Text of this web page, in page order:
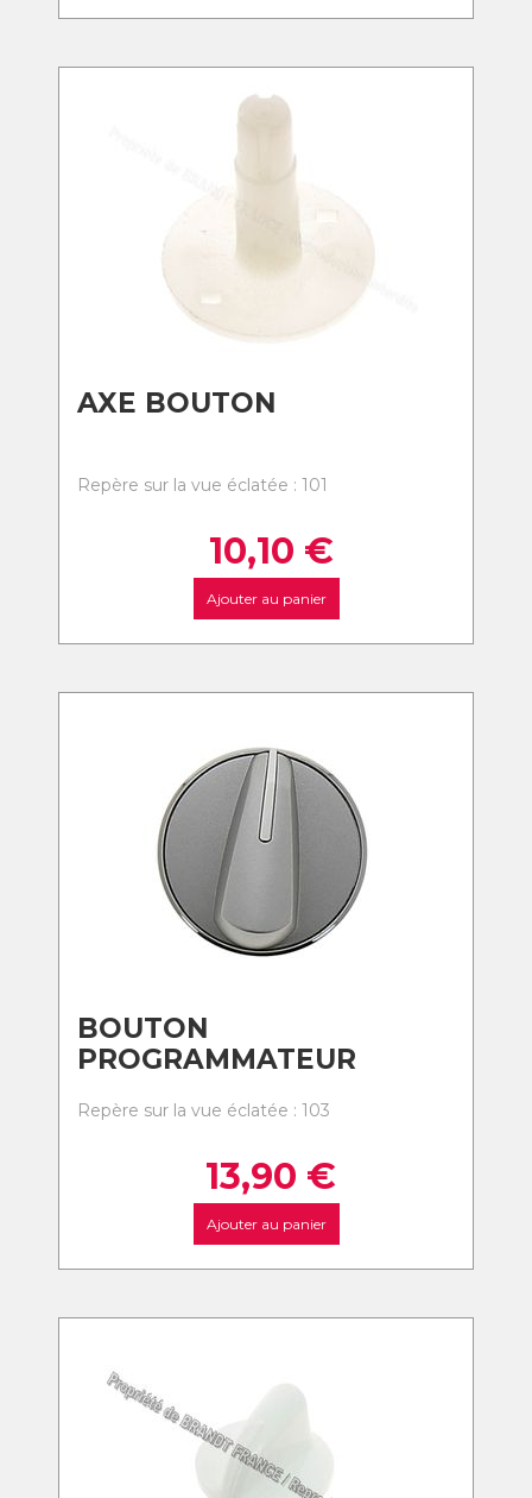
AXE BOUTON
Repère sur la vue éclatée : 101
10,10 €
Ajouter au panier
BOUTON
PROGRAMMATEUR
Repère sur la vue éclatée : 103
13,90 €
Ajouter au panier